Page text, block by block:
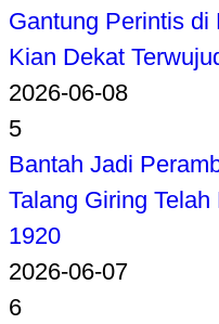
Gantung Perintis di
Kian Dekat
2026-06-08
5
Bantah Jadi
Talang Giring
1920
2026-06-07
6